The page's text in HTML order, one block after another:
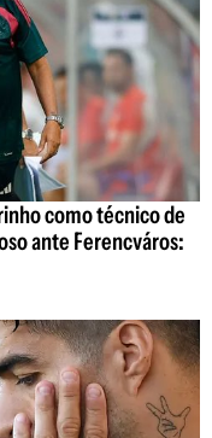
como técnico de
ante Ferencváros: